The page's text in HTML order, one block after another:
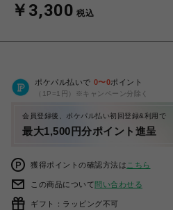
￥3,300 税込
ポケパル払いで 0〜0ポイント
（1P=1円）※キャンペーン分除く
会員登録後、ポケパル払い初回登録&利用で
最大1,500円分ポイント進呈
獲得ポイントの確認方法は こちら
この商品について問い合わせる
ギフト：ラッピング不可